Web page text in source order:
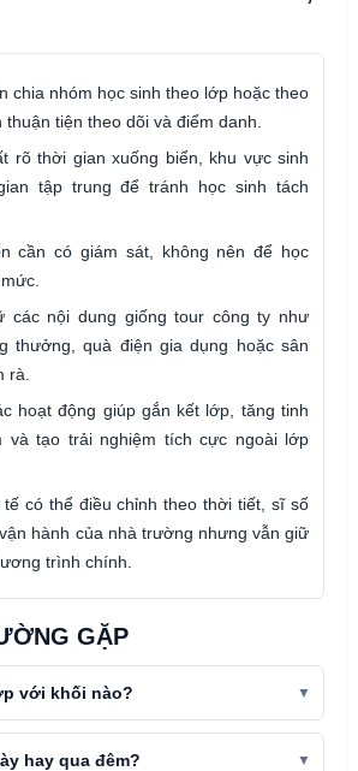
chia nhóm học sinh theo lớp hoặc theo
thuận tiện theo dõi và điểm danh.
rõ thời gian xuống biển, khu vực sinh
tập trung để tránh học sinh tách
cần có giám sát, không nên để học
các nội dung giống tour công ty như
thưởng, quà điện gia dụng hoặc sân
rà.
hoạt động giúp gắn kết lớp, tăng tinh
và tạo trải nghiệm tích cực ngoài lớp
có thể điều chỉnh theo thời tiết, sĩ số
hành của nhà trường nhưng vẫn giữ
trình chính.
GẶP
với khối nào?
hay qua đêm?